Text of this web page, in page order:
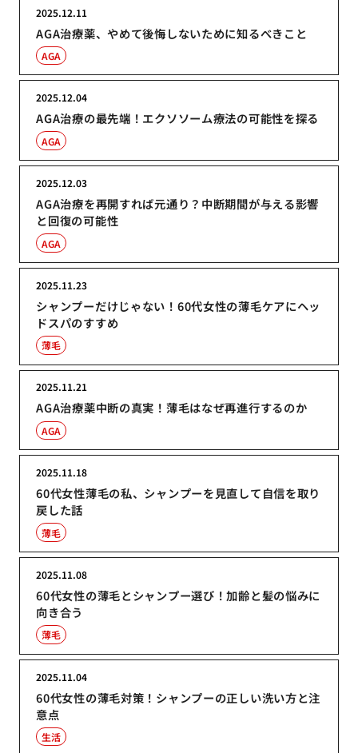
AGA治療薬、やめて後悔しないために知るべきこと
2025.12.11
AGA
AGA治療の最先端！エクソソーム療法の可能性を探る
2025.12.04
AGA
AGA治療を再開すれば元通り？中断期間が与える影響
と回復の可能性
2025.12.03
AGA
シャンプーだけじゃない！60代女性の薄毛ケアにヘッ
ドスパのすすめ
2025.11.23
薄毛
AGA治療薬中断の真実！薄毛はなぜ再進行するのか
2025.11.21
AGA
60代女性薄毛の私、シャンプーを見直して自信を取り
戻した話
2025.11.18
薄毛
60代女性の薄毛とシャンプー選び！加齢と髪の悩みに
向き合う
2025.11.08
薄毛
60代女性の薄毛対策！シャンプーの正しい洗い方と注
意点
2025.11.04
生活